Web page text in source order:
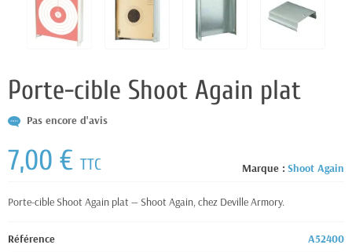
Porte-cible Shoot Again plat
Pas encore d'avis
Marque : Shoot Again
7,00 € TTC
Porte-cible Shoot Again plat — Shoot Again, chez Deville Armory.
Référence A52400